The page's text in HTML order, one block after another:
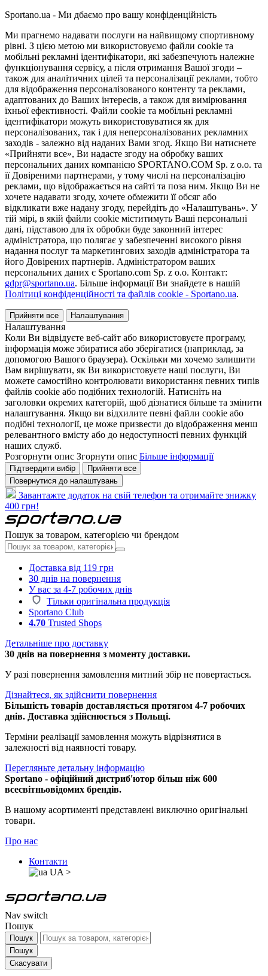
Sportano.ua - Ми дбаємо про вашу конфіденційність
Ми прагнемо надавати послуги на найвищому спортивному
рівні. З цією метою ми використовуємо файли cookie та
мобільні рекламні ідентифікатори, які забезпечують належне
функціонування сервісу, а після отримання Вашої згоди –
також для аналітичних цілей та персоналізації реклами, тобто
для відображення персоналізованого контенту та реклами,
адаптованих до Ваших інтересів, а також для вимірювання
їхньої ефективності. Файли cookie та мобільні рекламні
ідентифікатори можуть використовуватися як для
персоналізованих, так і для неперсоналізованих рекламних
заходів - залежно від наданих Вами згод. Якщо Ви натиснете
«Прийняти все», Ви надасте згоду на обробку ваших
персональних даних компанією SPORTANO.COM Sp. z o.o. та
її Довіреними партнерами, у тому числі на персоналізацію
реклами, що відображається на сайті та поза ним. Якщо Ви не
хочете надавати згоду, хочете обмежити її обсяг або
відкликати вже надану згоду, перейдіть до «Налаштувань». У
тій мірі, в якій файли cookie міститимуть Ваші персональні
дані, підставою для їх обробки буде законний інтерес
адміністратора, що полягає у забезпеченні високого рівня
надання послуг та маркетингових заходів адміністратора та
його Довірених партнерів. Адміністратором ваших
персональних даних є Sportano.com Sp. z o.o. Контакт:
gdpr@sportano.ua. Більше інформації Ви знайдете в нашій
Політиці конфіденційності та файлів cookie - Sportano.ua.
Прийняти все Налаштування
Налаштування
Коли Ви відвідуєте веб-сайт або використовуєте програму,
інформація може збиратися або зберігатися (наприклад, за
допомогою Вашого браузера). Оскільки ми хочемо залишити
Вам вирішувати, як Ви використовуєте наші послуги, Ви
можете самостійно контролювати використання певних типів
файлів cookie або подібних технологій. Натисніть на
заголовки окремих категорій, щоб дізнатися більше та змінити
налаштування. Якщо ви відхилите певні файли cookie або
подібні технології, це може призвести до відображення менш
релевантного вмісту або до недоступності певних функцій
наших служб.
Розгорнути опис Згорнути опис Більше інформації
Підтвердити вибір
Прийняти все
Повернутися до налаштувань
Завантажте додаток на свій телефон та отримайте знижку
400 грн!
Пошук за товаром, категорією чи брендом
Доставка від 119 грн
30 днів на повернення
У вас за 4-7 робочих днів
Тільки оригінальна продукція
Sportano Club
4.70 Trusted Shops
Детальніше про доставку
30 днів на повернення з моменту доставки.
У разі повернення замовлення митний збір не повертається.
Дізнайтеся, як здійснити повернення
Більшість товарів доставляється протягом 4-7 робочих
днів. Доставка здійснюється з Польщі.
Терміни реалізації замовлення можуть відрізнятися в
залежності від наявності товару.
Перегляньте детальну інформацію
Sportano - офіційний дистриб'ютор більш ніж 600
всесвітньовідомих брендів.
В нашому асортименті представлені виключно оригінальні
товари.
Про нас
Контакти
UA >
Nav switch
Пошук
Пошук
Пошук
Скасувати